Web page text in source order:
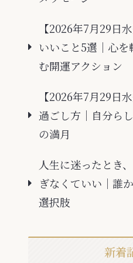
【2026年7月29日
いいこと5選｜心
む開運アクション
【2026年7月29日
過ごし方｜自分ら
の満月
人生に迷ったとき
ぎなくていい｜誰
選択肢
新着